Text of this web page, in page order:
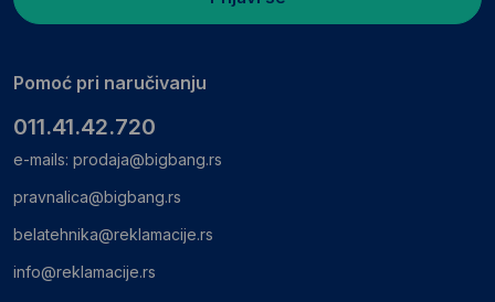
Pomoć pri naručivanju
011.41.42.720
e-mails: prodaja@bigbang.rs
pravnalica@bigbang.rs
belatehnika@reklamacije.rs
info@reklamacije.rs